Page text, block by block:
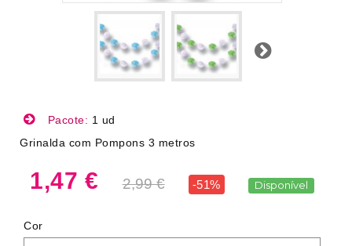
Próximo
Pacote: 1 ud
Grinalda com Pompons 3 metros
1,47 € 2,99 € -51% Disponível
Cor